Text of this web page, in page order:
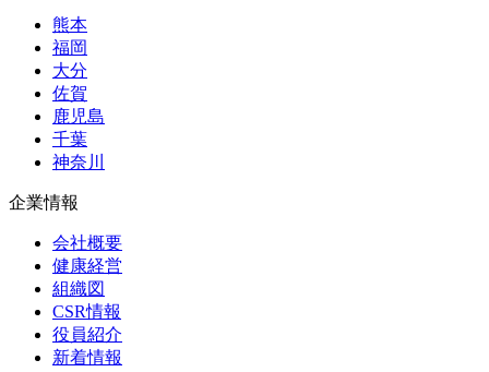
熊本
福岡
大分
佐賀
鹿児島
千葉
神奈川
企業情報
会社概要
健康経営
組織図
CSR情報
役員紹介
新着情報